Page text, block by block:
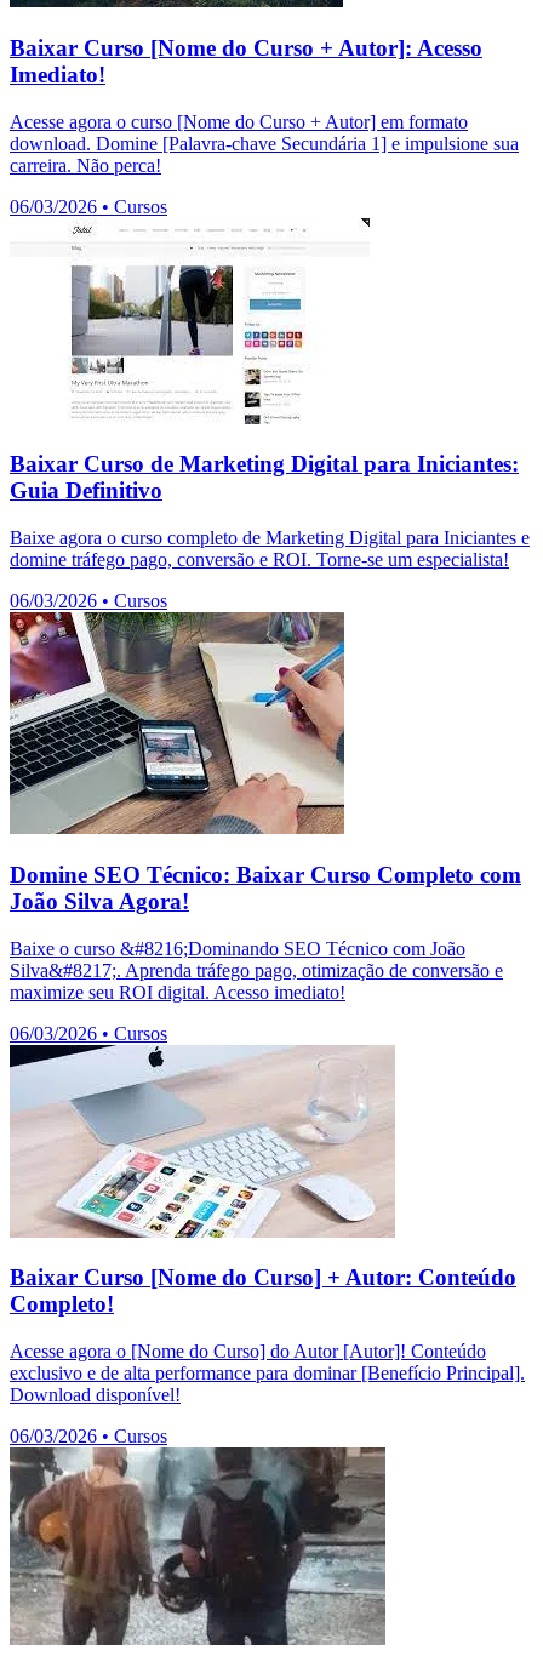
Baixar Curso [Nome do Curso + Autor]: Acesso
Imediato!
Acesse agora o curso [Nome do Curso + Autor] em formato
download. Domine [Palavra-chave Secundária 1] e impulsione sua
carreira. Não perca!
06/03/2026 • Cursos
Baixar Curso de Marketing Digital para Iniciantes:
Guia Definitivo
Baixe agora o curso completo de Marketing Digital para Iniciantes e
domine tráfego pago, conversão e ROI. Torne-se um especialista!
06/03/2026 • Cursos
Domine SEO Técnico: Baixar Curso Completo com
João Silva Agora!
Baixe o curso &#8216;Dominando SEO Técnico com João
Silva&#8217;. Aprenda tráfego pago, otimização de conversão e
maximize seu ROI digital. Acesso imediato!
06/03/2026 • Cursos
Baixar Curso [Nome do Curso] + Autor: Conteúdo
Completo!
Acesse agora o [Nome do Curso] do Autor [Autor]! Conteúdo
exclusivo e de alta performance para dominar [Benefício Principal].
Download disponível!
06/03/2026 • Cursos